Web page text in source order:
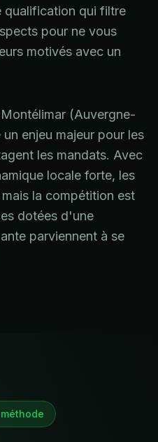
qualification qui filtre
pour ne vous
motivés avec un
(Auvergne-
enjeu majeur pour les
les mandats. Avec
locale forte, les
la compétition est
dotées d'une
parviennent à se